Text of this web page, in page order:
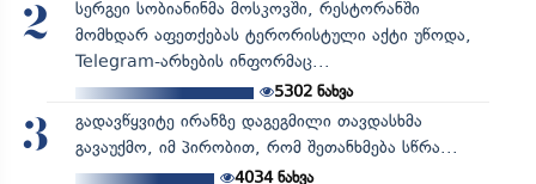
2
სერგეი სობიანინმა მოსკოვში, რესტორანში
მომხდარ აფეთქებას ტერორისტული აქტი უწოდა,
Telegram-არხების ინფორმაც...
5302ნახვა
3
გადავწყვიტე ირანზე დაგეგმილი თავდასხმა
გავაუქმო, იმ პირობით, რომ შეთანხმება სწრა...
4034ნახვა